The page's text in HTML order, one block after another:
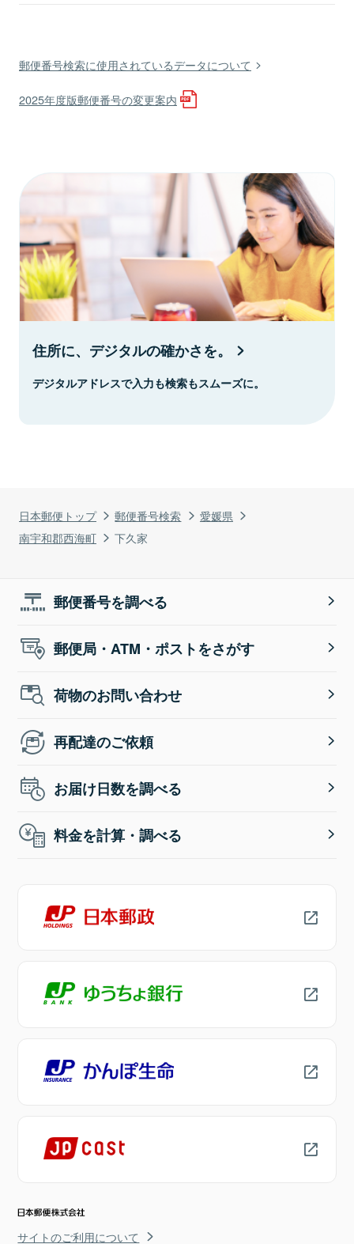
日本郵便トップ 郵便番号検索
愛媛県
南宇和郡西海町
下久家
郵便番号検索に使用されているデータについて
2025年度版郵便番号の変更案内
住所に、デジタルの確かさを。
デジタルアドレスで入力も検索もスムーズに。
郵便番号を調べる
郵便局・ATM・ポストをさがす
荷物のお問い合わせ
再配達のご依頼
お届け日数を調べる
料金を計算・調べる
サイトのご利用について